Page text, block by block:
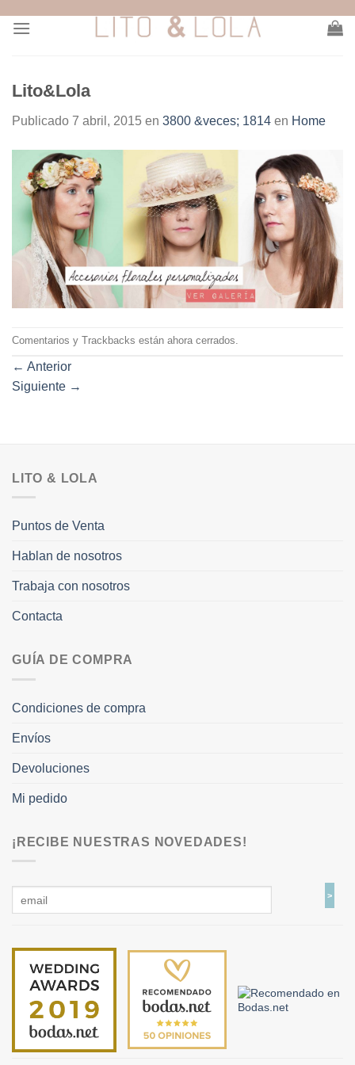
Lito&Lola
Publicado 7 abril, 2015 en 3800 &veces; 1814 en Home
Comentarios y Trackbacks están ahora cerrados.
← Anterior
Siguiente →
LITO & LOLA
Puntos de Venta
Hablan de nosotros
Trabaja con nosotros
Contacta
GUÍA DE COMPRA
Condiciones de compra
Envíos
Devoluciones
Mi pedido
¡RECIBE NUESTRAS NOVEDADES!